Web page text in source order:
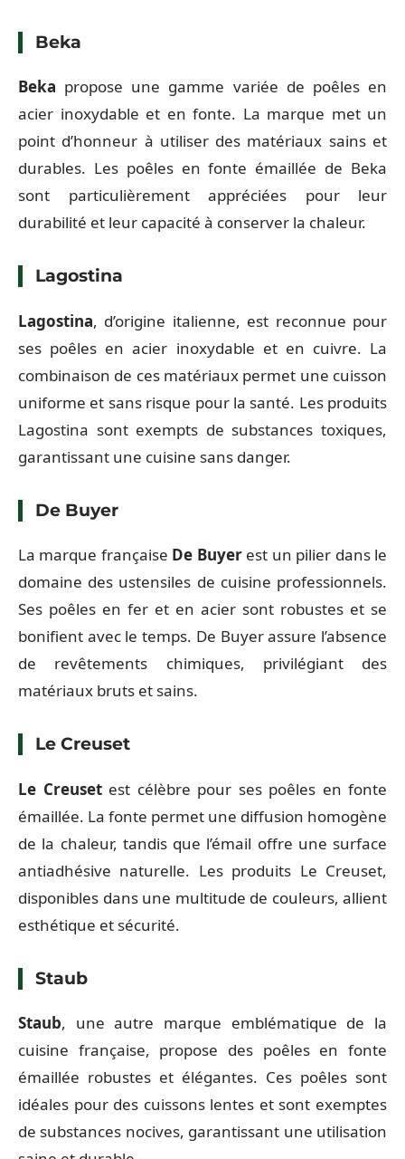
Beka
Beka propose une gamme variée de poêles en
acier inoxydable et en fonte. La marque met un
point d’honneur à utiliser des matériaux sains et
durables. Les poêles en fonte émaillée de Beka
sont particulièrement appréciées pour leur
durabilité et leur capacité à conserver la chaleur.
Lagostina
Lagostina, d’origine italienne, est reconnue pour
ses poêles en acier inoxydable et en cuivre. La
combinaison de ces matériaux permet une cuisson
uniforme et sans risque pour la santé. Les produits
Lagostina sont exempts de substances toxiques,
garantissant une cuisine sans danger.
De Buyer
La marque française De Buyerest un pilier dans le
domaine des ustensiles de cuisine professionnels.
Ses poêles en fer et en acier sont robustes et se
bonifient avec le temps. De Buyer assure l’absence
de revêtements chimiques, privilégiant des
matériaux bruts et sains.
Le Creuset
Le Creusetest célèbre pour ses poêles en fonte
émaillée. La fonte permet une diffusion homogène
de la chaleur, tandis que l’émail offre une surface
antiadhésive naturelle. Les produits Le Creuset,
disponibles dans une multitude de couleurs, allient
esthétique et sécurité.
Staub
Staub, une autre marque emblématique de la
cuisine française, propose des poêles en fonte
émaillée robustes et élégantes. Ces poêles sont
idéales pour des cuissons lentes et sont exemptes
de substances nocives, garantissant une utilisation